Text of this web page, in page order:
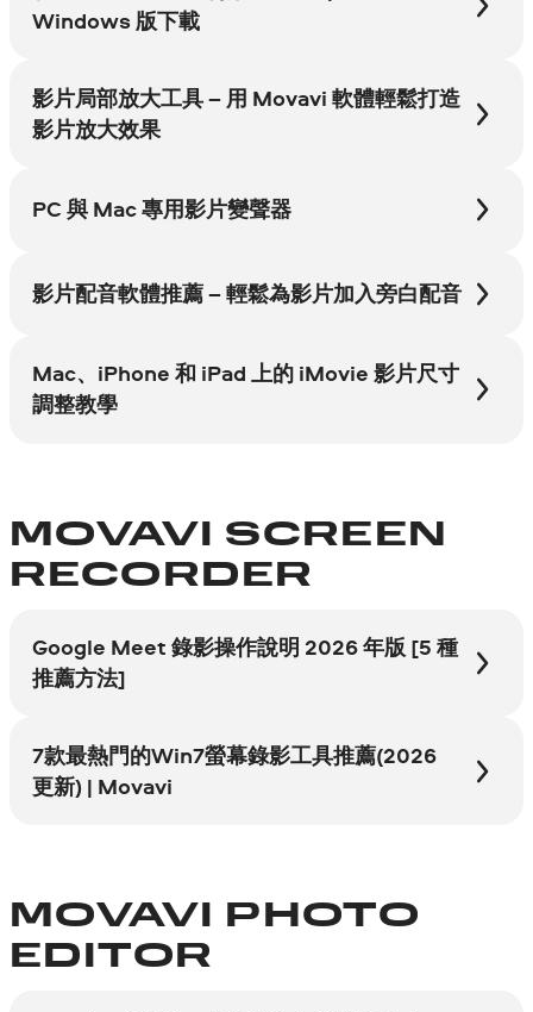
Windows 版下載
影片局部放大工具 – 用 Movavi 軟體輕鬆打造
影片放大效果
PC 與 Mac 專用影片變聲器
影片配音軟體推薦 – 輕鬆為影片加入旁白配音
Mac、iPhone 和 iPad 上的 iMovie 影片尺寸
調整教學
MOVAVI SCREEN
RECORDER
Google Meet 錄影操作說明 2026 年版 [5 種
推薦方法]
7款最熱門的Win7螢幕錄影工具推薦(2026
更新) | Movavi
MOVAVI PHOTO
EDITOR